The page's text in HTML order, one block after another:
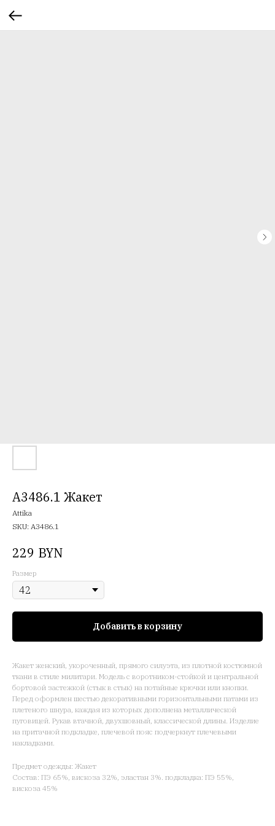
A3486.1 Жакет
Attika
SKU: A3486.1
229 BYN
Размер
Добавить в корзину
Жакет женский, укороченный, прямого силуэта, из плотной костюмной
ткани в стиле милитари. Модель с воротником-стойкой и центральной
бортовой застежкой (стык в стык) на потайные крючки или кнопки.
Перед оформлен шестью декоративными горизонтальными патами из
плетеного шнура, каждая из которых дополнена металлической
пуговицей. Рукав втачной, двухшовный, классической длины. Изделие
на притачной подкладке, плечевой пояс подчеркнут плечевыми
накладками.
Предмет одежды: Жакет
Состав: ПЭ 65%, вискоза 32%, эластан 3%. подкладка: ПЭ 55%,
вискоза 45%